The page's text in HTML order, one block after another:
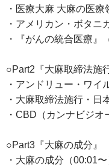
・医療大麻 大麻の医療
・アメリカン・ボタニ
・『がんの統合医療』
○Part2『大麻取締法施
・アンドリュー・ワイ
・大麻取締法施行・日
・CBD（カンナビジオ
○Part3『大麻の成分』
・大麻の成分（00:01〜